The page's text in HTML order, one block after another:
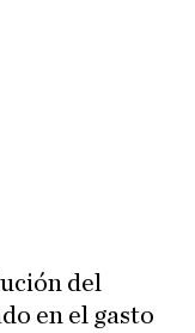
del
en el gasto